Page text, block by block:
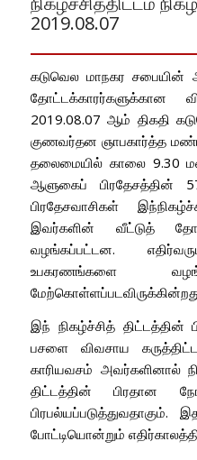
2019.08.07
கடுவெல மாநகர சபையின்
தோட்டக்காரர்களுக்கான
2019.08.07 ஆம் திகதி
குணவர்தன ஞாபகார்த்த
தலைமையில் காலை 9.30
ஆளுகைப் பிரதேசத்தின்
பிரதேசவாசிகள்
இவர்களின் வீட்டுத்
வழங்கப்பட்டன.
உபகரணங்களை
இந் நிகழ்ச்சித்
பசளை விவசாய
காரியவசம் அவர்களினால்
திட்டத்தின் பிரதான
போட்டியொன்றும்